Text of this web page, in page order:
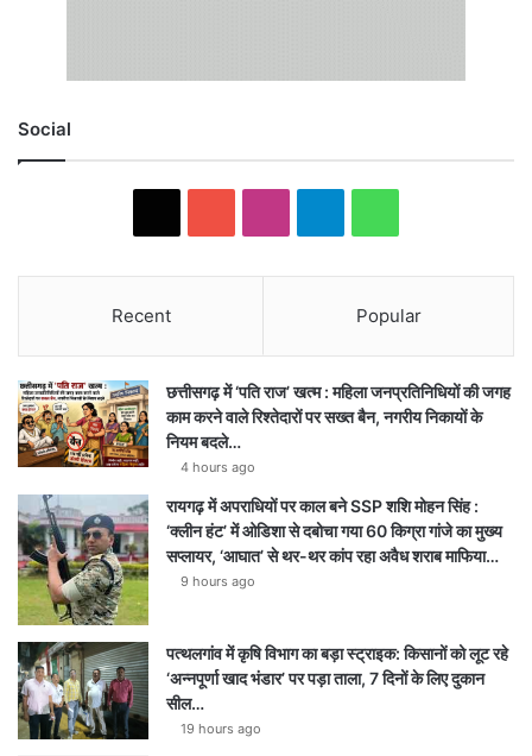
Social
Recent Popular
छत्तीसगढ़ में ‘पति राज’ खत्म : महिला जनप्रतिनिधियों की जगह
काम करने वाले रिश्तेदारों पर सख्त बैन, नगरीय निकायों के
नियम बदले…
4 hours ago
रायगढ़ में अपराधियों पर काल बने SSP शशि मोहन सिंह :
‘क्लीन हंट’ में ओडिशा से दबोचा गया 60 किग्रा गांजे का मुख्य
सप्लायर, ‘आघात’ से थर-थर कांप रहा अवैध शराब माफिया…
9 hours ago
पत्थलगांव में कृषि विभाग का बड़ा स्ट्राइक: किसानों को लूट रहे
‘अन्नपूर्णा खाद भंडार’ पर पड़ा ताला, 7 दिनों के लिए दुकान
सील…
19 hours ago